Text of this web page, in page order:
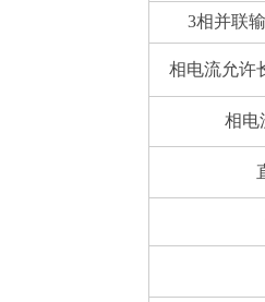
3相并联
相电流允许
相电